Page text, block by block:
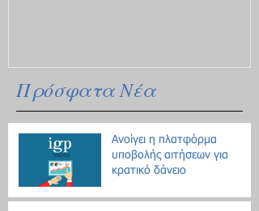
Πρόσφατα Νέα
Ανοίγει η πλατφόρμα
υποβολής αιτήσεων για
κρατικό δάνειο